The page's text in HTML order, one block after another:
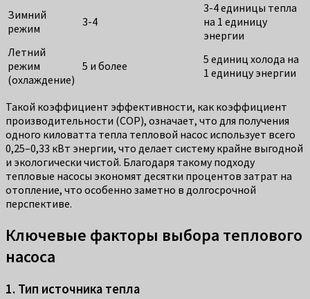
Зимний
режим
3-4
3-4 единицы тепла
на 1 единицу
энергии
Летний
режим
(охлаждение)
5 и более
5 единиц холода на
1 единицу энергии
Такой коэффициент эффективности, как коэффициент
производительности (COP), означает, что для получения
одного киловатта тепла тепловой насос использует всего
0,25–0,33 кВт энергии, что делает систему крайне выгодной
и экологически чистой. Благодаря такому подходу
тепловые насосы экономят десятки процентов затрат на
отопление, что особенно заметно в долгосрочной
перспективе.
Ключевые факторы выбора теплового
насоса
1. Тип источника тепла